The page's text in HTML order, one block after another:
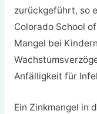
zurückgeführt, so
Colorado School
Mangel bei
Anfälligkeit für
Ein Zinkmangel in